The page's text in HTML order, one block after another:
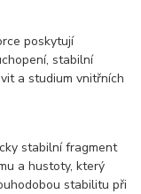
poskytují
stabilní
a studium vnitřních
stabilní fragment
a hustoty, který
stabilitu při